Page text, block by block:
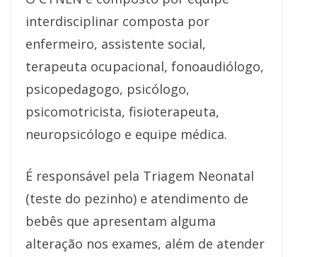
interdisciplinar composta por
enfermeiro, assistente social,
terapeuta ocupacional, fonoaudiólogo,
psicopedagogo, psicólogo,
psicomotricista, fisioterapeuta,
neuropsicólogo e equipe médica.
É responsável pela Triagem Neonatal
(teste do pezinho) e atendimento de
bebês que apresentam alguma
alteração nos exames, além de atender